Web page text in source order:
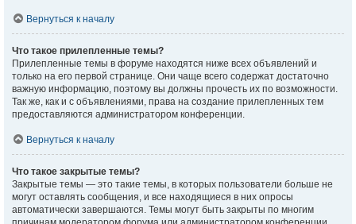
Вернуться к началу
Что такое прилепленные темы?
Прилепленные темы в форуме находятся ниже всех объявлений и
только на его первой странице. Они чаще всего содержат достаточно
важную информацию, поэтому вы должны прочесть их по возможности.
Так же, как и с объявлениями, права на создание прилепленных тем
предоставляются администратором конференции.
Вернуться к началу
Что такое закрытые темы?
Закрытые темы — это такие темы, в которых пользователи больше не
могут оставлять сообщения, и все находящиеся в них опросы
автоматически завершаются. Темы могут быть закрыты по многим